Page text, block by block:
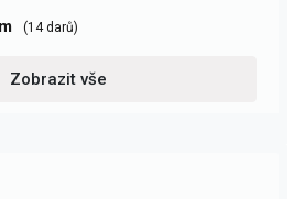
(14 darů)
Zobrazit vše